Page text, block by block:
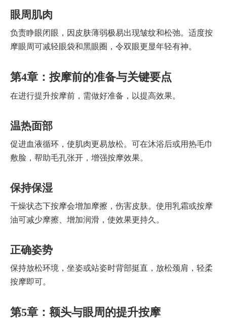
眼周肌肉
负责睁眼闭眼，因皮肤薄弱极易出现皱纹和松弛。适度按
摩眼周可减轻眼袋和黑眼圈，令双眼更显年轻有神。
第4章：按摩前的准备与关键要点
在进行提升按摩前，需做好准备，以提高效果。
温热面部
促进血液循环，使肌肉更易放松。可在沐浴后或用热毛巾
敷脸，帮助毛孔张开，增强按摩效果。
保持保湿
干燥状态下按摩会增加摩擦，伤害皮肤。使用乳霜或按摩
油可减少摩擦、增加润滑，使效果更持久。
正确姿势
保持放松环境，坐姿或站姿时背部挺直，放松颈肩，轻柔
按摩即可。
第5章：额头与眼周的提升按摩